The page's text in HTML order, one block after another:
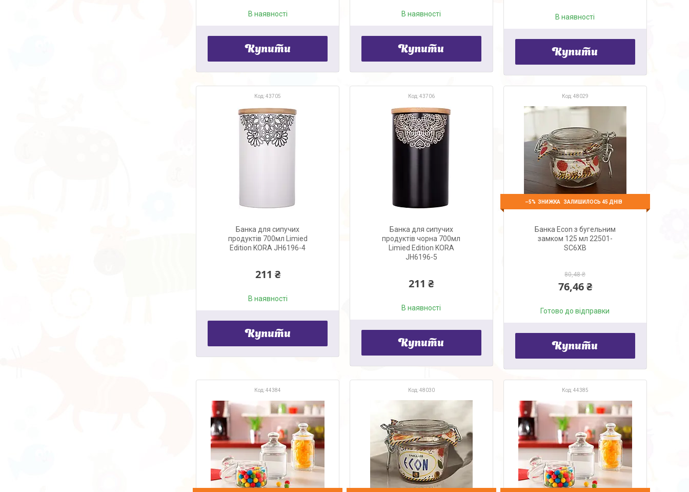
В наявності
Купити
В наявності
Купити
В наявності
Купити
43705
Банка для сипучих
продуктів 700мл Limied
Edition KORA JH6196-4
211 ₴
В наявності
Купити
43706
Банка для сипучих
продуктів чорна 700мл
Limied Edition KORA
JH6196-5
211 ₴
В наявності
Купити
48029
–5% ЗАЛИШИЛОСЬ 45 ДНІВ
Банка Econ з бугельним
замком 125 мл 22501-
SC6XB
80,48 ₴
76,46 ₴
Готово до відправки
Купити
44384 48030 44385